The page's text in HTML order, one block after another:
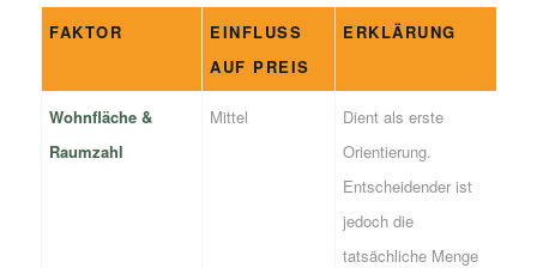
FAKTOR
EINFLUSS
AUF PREIS
ERKLÄRUNG
Wohnfläche &
Raumzahl
Mittel
Dient als erste
Orientierung.
Entscheidender ist
jedoch die
tatsächliche Menge